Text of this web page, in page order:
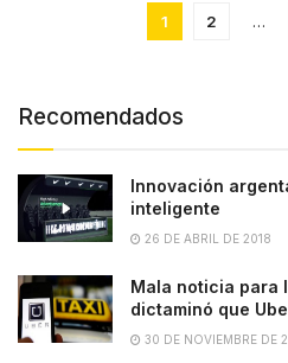
1 2 …
Recomendados
Innovación
inteligente
26 DE ABRIL DE 2018
Mala noticia para
dictaminó que
30 DE NOVIEMBRE DE